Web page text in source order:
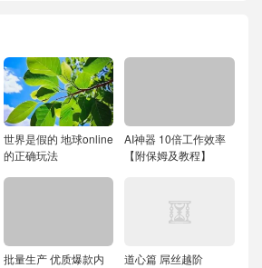
世界是假的 地球online
的正确玩法
AI神器 10倍工作效率
【附保姆及教程】
批量生产 优质爆款内
道心篇 屌丝越阶